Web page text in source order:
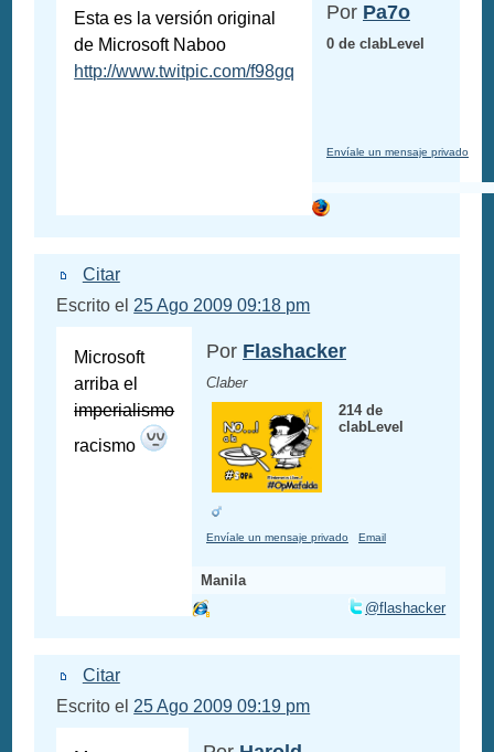
Esta es la versión original
de Microsoft Naboo
http://www.twitpic.com/f98gq
Por Pa7o
0 de clabLevel
Envíale un mensaje privado
Citar
Escrito el 25 Ago 2009 09:18 pm
Microsoft
arriba el
imperialismo
racismo
Por Flashacker
Claber
214 de
clabLevel
Envíale un mensaje privado Email
Manila
@flashacker
Citar
Escrito el 25 Ago 2009 09:19 pm